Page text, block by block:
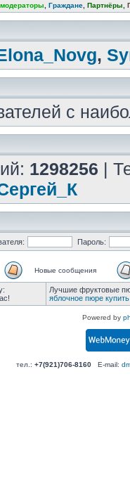
Граждане Партнёры
,
с
1298256 |
Пароль:
Новые сообщения
Лучшие фруктовые
яблочное пюре
Powered by
тел.: +7(921)706-8160E-mail: